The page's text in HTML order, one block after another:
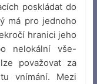
poskládat do
má pro jednoho
hranici jeho
nelokální vše-
považovat za
vnímání. Mezi